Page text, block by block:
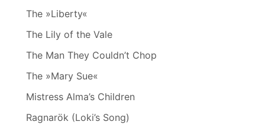
The »Liberty«
The Lily of the Vale
The Man They Couldn’t Chop
The »Mary Sue«
Mistress Alma’s Children
Ragnarök (Loki’s Song)